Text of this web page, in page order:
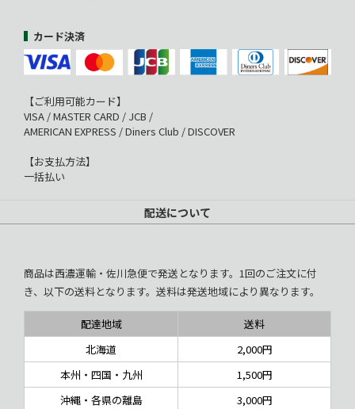
カード決済
【ご利用可能カード】
VISA / MASTER CARD / JCB /
AMERICAN EXPRESS / Diners Club / DISCOVER
【お支払方法】
一括払い
配送について
商品は西濃運輸・佐川急便で発送となります。1回のご注文に付
き、以下の送料となります。送料は発送地域により異なります。
配達地域
送料
北海道
2,000円
本州・四国・九州
1,500円
沖縄・各県の離島
3,000円